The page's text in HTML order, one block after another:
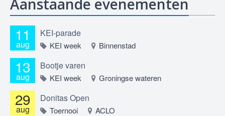
Aanstaande evenementen
11
aug
KEI-parade
KEI week Binnenstad
13
aug
Bootje varen
KEI week Groningse wateren
29
aug
Donitas Open
Toernooi ACLO